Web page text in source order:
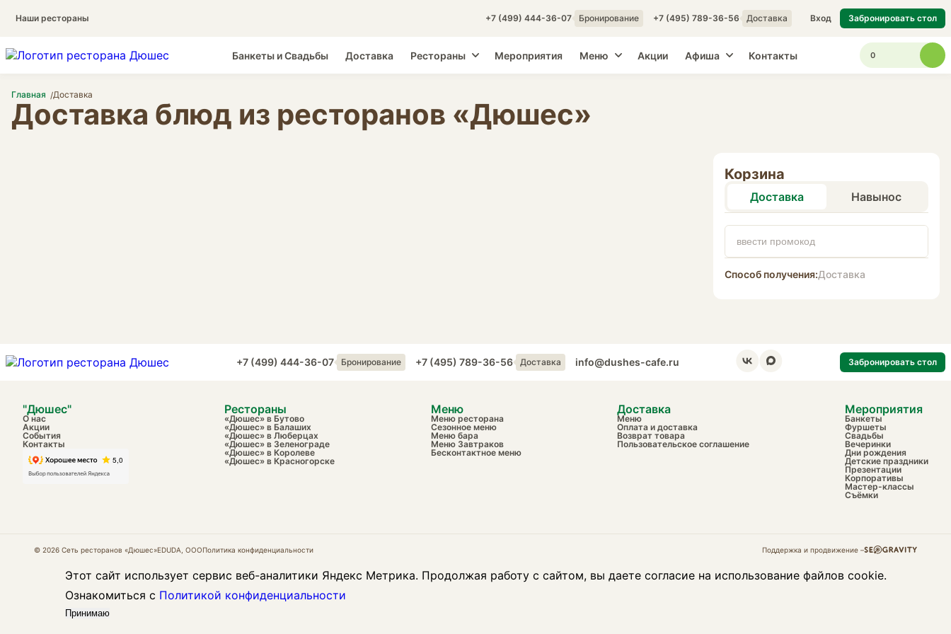
Наши рестораны +7 (499) 444-36-07 Бронирование +7 (495) 789-36-56 Доставка Вход Забронировать стол
Банкеты и Свадьбы Доставка Рестораны Мероприятия Меню Акции Афиша Контакты 0
Главная Доставка
Доставка блюд из ресторанов «Дюшес»
Корзина
Доставка Навынос
Способ получения:Доставка
+7 (499) 444-36-07 Бронирование +7 (495) 789-36-56 Доставка info@dushes-cafe.ru Забронировать стол
"Дюшес"
О нас
Акции
События
Контакты
Рестораны
«Дюшес» в Бутово
«Дюшес» в Балаших
«Дюшес» в Люберцах
«Дюшес» в Зеленограде
«Дюшес» в Королеве
«Дюшес» в Красногорске
Меню
Меню ресторана
Сезонное меню
Меню бара
Меню Завтраков
Бесконтактное меню
Доставка
Меню
Оплата и доставка
Возврат товара
Пользовательское соглашение
Мероприятия
Банкеты
Фуршеты
Свадьбы
Вечеринки
Дни рождения
Детские праздники
Презентации
Корпоративы
Мастер-классы
Съёмки
© 2026 Сеть ресторанов «Дюшес»EDUDA, OOOПолитика конфиденциальности Поддержка и продвижение –
Этот сайт использует сервис веб-аналитики Яндекс Метрика. Продолжая работу с сайтом, вы даете согласие на использование файлов cookie.
Ознакомиться с Политикой конфиденциальности
Принимаю